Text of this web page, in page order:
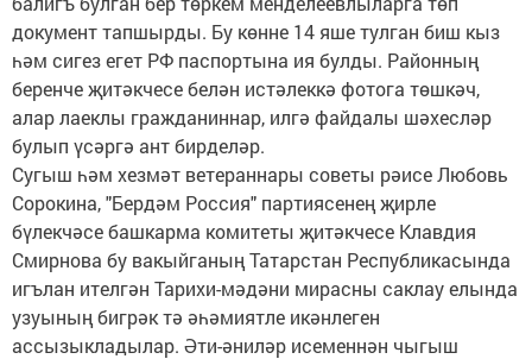
документ тапшырды. Бу көнне 14 яше тулган биш кыз
һәм сигез егет РФ паспортына ия булды. Районның
беренче җитәкчесе белән истәлеккә фотога төшкәч,
алар лаеклы гражданиннар, илгә файдалы шәхесләр
булып үсәргә ант бирделәр.
Сугыш һәм хезмәт ветераннары советы рәисе Любовь
Сорокина, "Бердәм Россия" партиясенең җирле
бүлекчәсе башкарма комитеты җитәкчесе Клавдия
Смирнова бу вакыйганың Татарстан Республикасында
игълан ителгән Тарихи-мәдәни мирасны саклау елында
узуының бигрәк тә әһәмиятле икәнлеген
ассызыкладылар. Әти-әниләр исеменнән чыгыш